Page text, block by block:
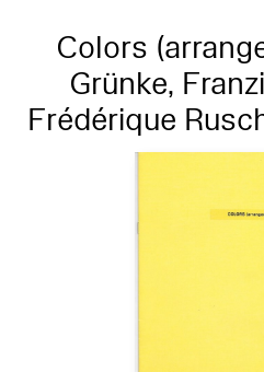
Colors
Grünke,
Frédérique